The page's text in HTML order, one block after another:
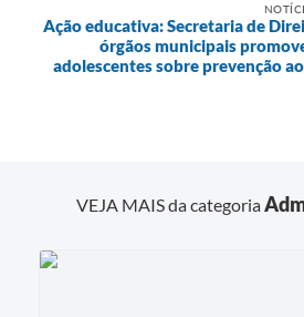
Ação educativa: Secretaria de
órgãos municipais
adolescentes sobre prevenção
VEJA MAIS da categoria